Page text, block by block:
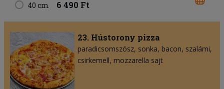
40 cm 6 490 Ft
23. Hústorony pizza
paradicsomszósz sonka bacon szalámi
csirkemell mozzarella sajt